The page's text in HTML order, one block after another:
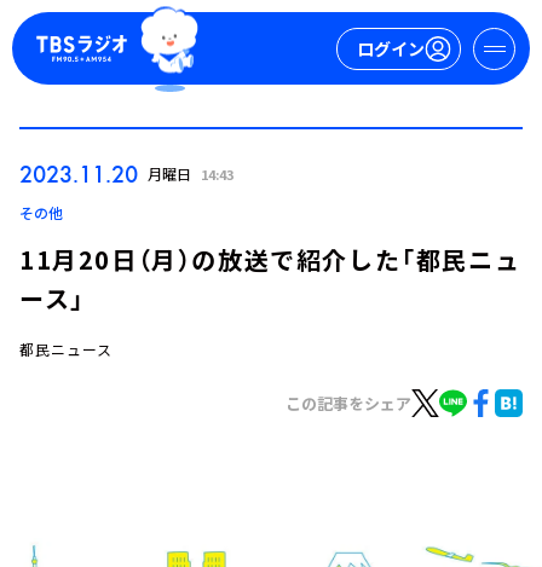
ログイン
2023.11.20 月曜日 14:43
その他
11月20日（月）の放送で紹介した「都民ニュ
ース」
都民ニュース
この記事をシェア